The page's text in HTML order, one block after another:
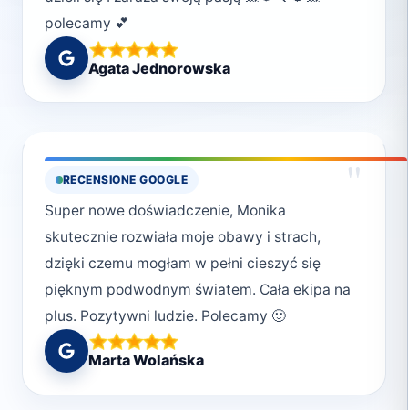
polecamy 💕
Agata Jednorowska
RECENSIONE GOOGLE "
Super nowe doświadczenie, Monika
skutecznie rozwiała moje obawy i strach,
dzięki czemu mogłam w pełni cieszyć się
pięknym podwodnym światem. Cała ekipa na
plus. Pozytywni ludzie. Polecamy 🙂
Marta Wolańska